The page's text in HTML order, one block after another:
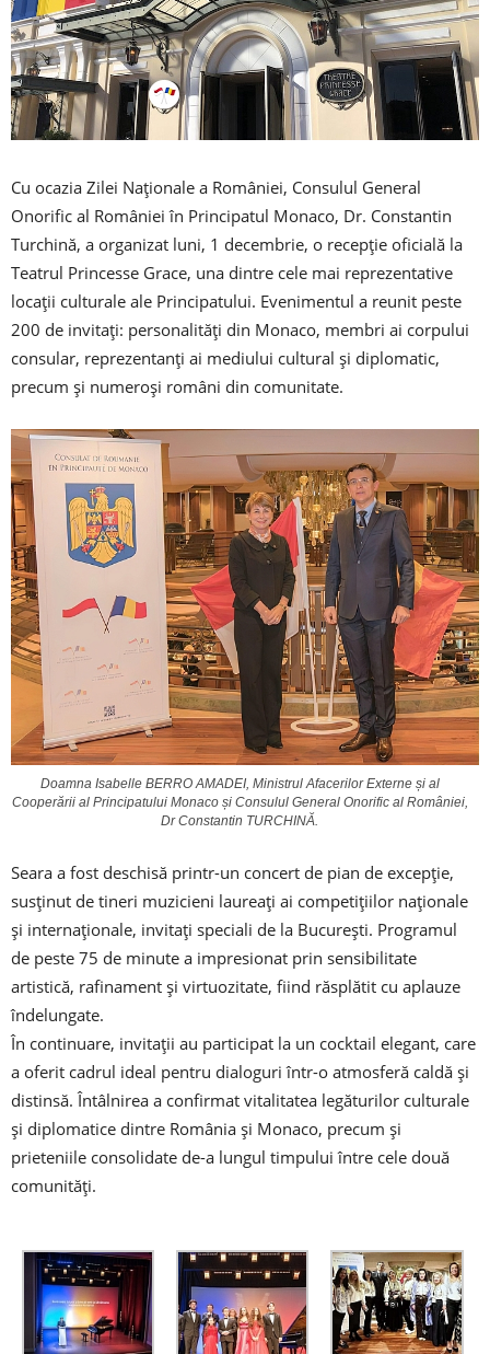
Cu ocazia Zilei Naționale a României, Consulul General
Onorific al României în Principatul Monaco, Dr. Constantin
Turchină, a organizat luni, 1 decembrie, o recepție oficială la
Teatrul Princesse Grace, una dintre cele mai reprezentative
locații culturale ale Principatului. Evenimentul a reunit peste
200 de invitați: personalități din Monaco, membri ai corpului
consular, reprezentanți ai mediului cultural și diplomatic,
precum și numeroși români din comunitate.
Doamna Isabelle BERRO AMADEI, Ministrul Afacerilor Externe și al
Cooperării al Principatului Monaco și Consulul General Onorific al României,
Dr Constantin TURCHINĂ.
Seara a fost deschisă printr-un concert de pian de excepție,
susținut de tineri muzicieni laureați ai competițiilor naționale
și internaționale, invitați speciali de la București. Programul
de peste 75 de minute a impresionat prin sensibilitate
artistică, rafinament și virtuozitate, fiind răsplătit cu aplauze
îndelungate.
În continuare, invitații au participat la un cocktail elegant, care
a oferit cadrul ideal pentru dialoguri într-o atmosferă caldă și
distinsă. Întâlnirea a confirmat vitalitatea legăturilor culturale
și diplomatice dintre România și Monaco, precum și
prieteniile consolidate de-a lungul timpului între cele două
comunități.